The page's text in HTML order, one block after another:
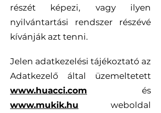
részét képezi, vagy ilyen
nyilvántartási rendszer részévé
kívánják azt tenni.
Jelen adatkezelési tájékoztató az
Adatkezelő által üzemeltetett
www.huacci.com és
www.mukik.hu weboldal